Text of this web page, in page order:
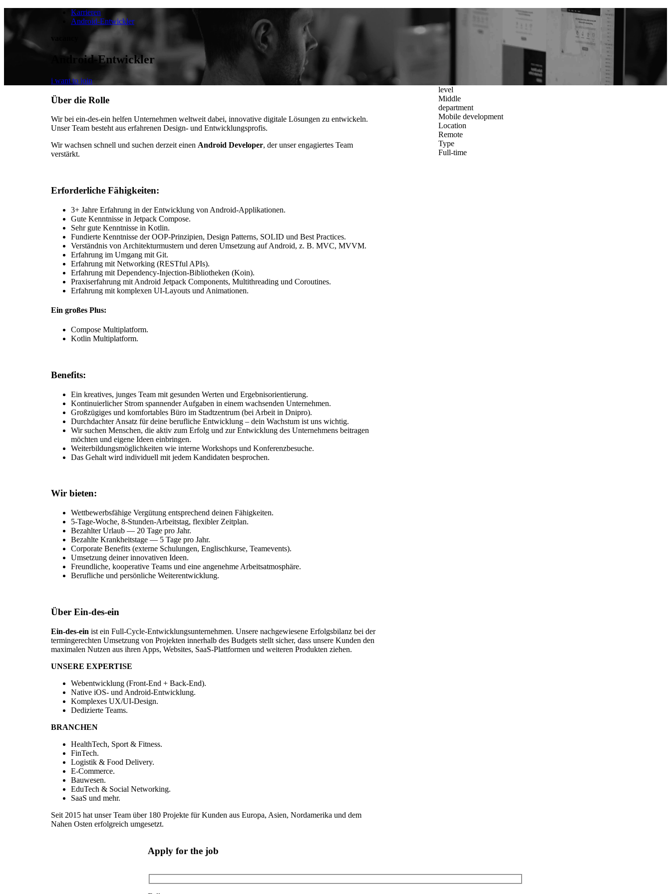
Karrieren
Android-Entwickler
Android-Entwickler
i want to join
Über die Rolle
Wir bei ein-des-ein helfen Unternehmen weltweit dabei, innovative digitale Lösungen zu entwickeln.
Unser Team besteht aus erfahrenen Design- und Entwicklungsprofis.
Wir wachsen schnell und suchen derzeit einen Android Developer, der unser engagiertes Team
verstärkt.
Erforderliche Fähigkeiten:
3+ Jahre Erfahrung in der Entwicklung von Android-Applikationen.
Gute Kenntnisse in Jetpack Compose.
Sehr gute Kenntnisse in Kotlin.
Fundierte Kenntnisse der OOP-Prinzipien, Design Patterns, SOLID und Best Practices.
Verständnis von Architekturmustern und deren Umsetzung auf Android, z. B. MVC, MVVM.
Erfahrung im Umgang mit Git.
Erfahrung mit Networking (RESTful APIs).
Erfahrung mit Dependency-Injection-Bibliotheken (Koin).
Praxiserfahrung mit Android Jetpack Components, Multithreading und Coroutines.
Erfahrung mit komplexen UI-Layouts und Animationen.
Ein großes Plus:
Compose Multiplatform.
Kotlin Multiplatform.
Benefits:
Ein kreatives, junges Team mit gesunden Werten und Ergebnisorientierung.
Kontinuierlicher Strom spannender Aufgaben in einem wachsenden Unternehmen.
Großzügiges und komfortables Büro im Stadtzentrum (bei Arbeit in Dnipro).
Durchdachter Ansatz für deine berufliche Entwicklung – dein Wachstum ist uns wichtig.
Wir suchen Menschen, die aktiv zum Erfolg und zur Entwicklung des Unternehmens beitragen
möchten und eigene Ideen einbringen.
Weiterbildungsmöglichkeiten wie interne Workshops und Konferenzbesuche.
Das Gehalt wird individuell mit jedem Kandidaten besprochen.
Wir bieten:
Wettbewerbsfähige Vergütung entsprechend deinen Fähigkeiten.
5-Tage-Woche, 8-Stunden-Arbeitstag, flexibler Zeitplan.
Bezahlter Urlaub — 20 Tage pro Jahr.
Bezahlte Krankheitstage — 5 Tage pro Jahr.
Corporate Benefits (externe Schulungen, Englischkurse, Teamevents).
Umsetzung deiner innovativen Ideen.
Freundliche, kooperative Teams und eine angenehme Arbeitsatmosphäre.
Berufliche und persönliche Weiterentwicklung.
Über Ein-des-ein
Ein-des-ein ist ein Full-Cycle-Entwicklungsunternehmen. Unsere nachgewiesene Erfolgsbilanz bei der
termingerechten Umsetzung von Projekten innerhalb des Budgets stellt sicher, dass unsere Kunden den
maximalen Nutzen aus ihren Apps, Websites, SaaS-Plattformen und weiteren Produkten ziehen.
UNSERE EXPERTISE
Webentwicklung (Front-End + Back-End).
Native iOS- und Android-Entwicklung.
Komplexes UX/UI-Design.
Dedizierte Teams.
BRANCHEN
HealthTech, Sport & Fitness.
FinTech.
Logistik & Food Delivery.
E-Commerce.
Bauwesen.
EduTech & Social Networking.
SaaS und mehr.
Seit 2015 hat unser Team über 180 Projekte für Kunden aus Europa, Asien, Nordamerika und dem
Nahen Osten erfolgreich umgesetzt.
level
Middle
department
Mobile development
Location
Remote
Type
Full-time
Apply for the job